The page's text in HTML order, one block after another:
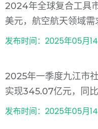
2024年全球复合工具
美元，航空航天领域需
发布时间：2025年05月
2025年一季度九江市
实现345.07亿元，同
发布时间：2025年05月